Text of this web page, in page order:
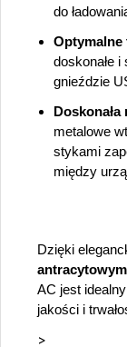
do
Optymalne
doskonałe
gnieździe
metalowe
stykami
między
Dzięki
antracytowym
AC jest
jakości i
>